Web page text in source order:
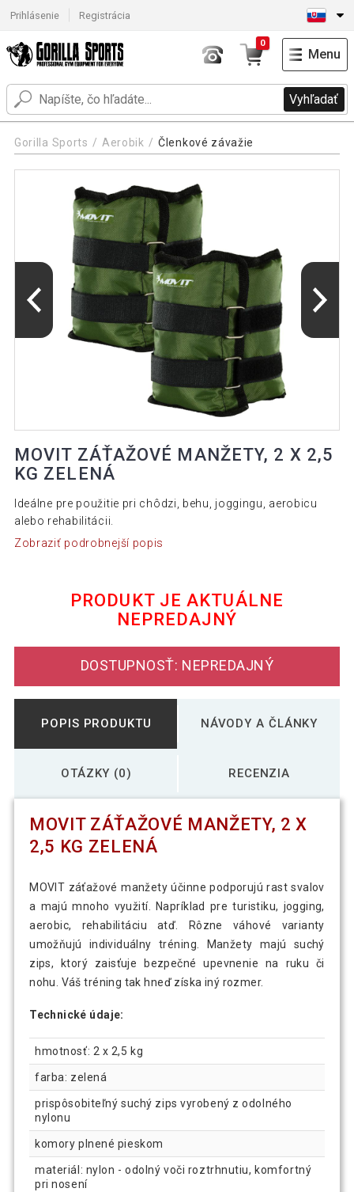
Prihlásenie Registrácia
Vyhľadať
0
Menu
Gorilla Sports Aerobik Členkové závažie
MOVIT ZÁŤAŽOVÉ MANŽETY, 2 X 2,5
KG ZELENÁ
Ideálne pre použitie pri chôdzi, behu, joggingu, aerobicu
alebo rehabilitácii.
Zobraziť podrobnejší popis
PRODUKT JE AKTUÁLNE
NEPREDAJNÝ
DOSTUPNOSŤ: NEPREDAJNÝ
POPIS PRODUKTU NÁVODY A ČLÁNKY
OTÁZKY (0) RECENZIA
MOVIT ZÁŤAŽOVÉ MANŽETY, 2 X
2,5 KG ZELENÁ
MOVIT záťažové manžety účinne podporujú rast svalov
a majú mnoho využití. Napríklad pre turistiku, jogging,
aerobic, rehabilitáciu atď. Rôzne váhové varianty
umožňujú individuálny tréning. Manžety majú suchý
zips, ktorý zaisťuje bezpečné upevnenie na ruku či
nohu. Váš tréning tak hneď získa iný rozmer.
Technické údaje:
hmotnosť: 2 x 2,5 kg
farba: zelená
prispôsobiteľný suchý zips vyrobený z odolného
nylonu
komory plnené pieskom
materiál: nylon - odolný voči roztrhnutiu, komfortný
pri nosení